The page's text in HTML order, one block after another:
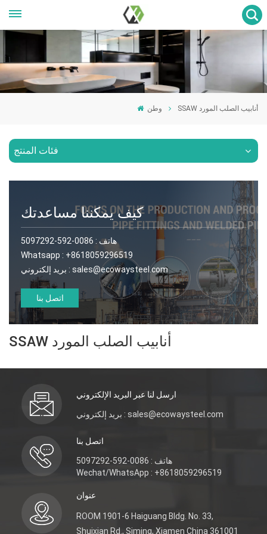
وطن SSAW أنابيب الصلب المورد
فئات المنتج
كيف يمكننا مساعدتك
هاتف : 0086-592-5097292
Whatsapp : +8618059296519
بريد إلكتروني : sales@ecowaysteel.com
اتصل بنا
SSAW أنابيب الصلب المورد
ارسل لنا عبر البريد الإلكتروني
بريد إلكتروني : sales@ecowaysteel.com
اتصل بنا
هاتف : 0086-592-5097292
Wechat/WhatsApp : +8618059296519
عنوان
ROOM 1901-6 Haiguang Bldg. No. 33,
Shuixian Rd., Siming, Xiamen China 361001